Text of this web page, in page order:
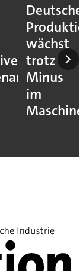
Deutsche
wächst
trotz
Minus
im